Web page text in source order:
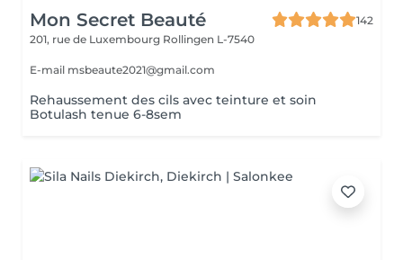
Mon Secret Beauté
142
201, rue de Luxembourg Rollingen L-7540
E-mail msbeaute2021@gmail.com
Rehaussement des cils avec teinture et soin
Botulash tenue 6-8sem